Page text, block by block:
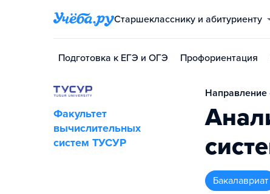
Старшекласснику и абитуриенту
Подготовка к ЕГЭ и ОГЭ Профориентация
Факультет
вычислительных
систем ТУСУР
Направление
бакалавриат